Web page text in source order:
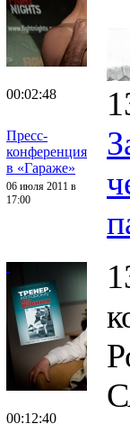
00:02:48
Пресс-
конференция
в «Гараже»
06 июля 2011 в
17:00
00:12:40